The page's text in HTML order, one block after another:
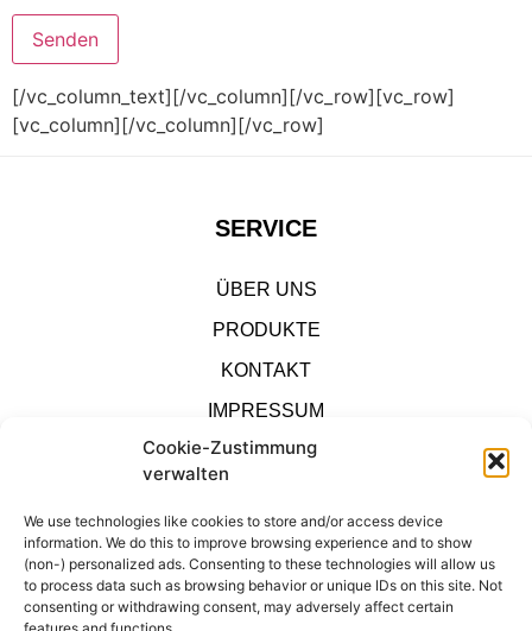
Cookie-Zustimmung
verwalten
We use technologies like cookies to store and/or access device
information. We do this to improve browsing experience and to show
(non-) personalized ads. Consenting to these technologies will allow us
to process data such as browsing behavior or unique IDs on this site. Not
consenting or withdrawing consent, may adversely affect certain
[/vc_column_text][/vc_column][/vc_row][vc_row]
[vc_column][/vc_column][/vc_row]
SERVICE
ÜBER UNS
PRODUKTE
KONTAKT
IMPRESSUM
SHOP
DATENSCHUTZ
KONTAKT